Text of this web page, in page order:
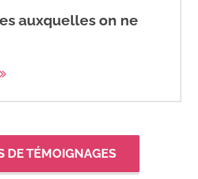
auxquelles on ne
DE TÉMOIGNAGES